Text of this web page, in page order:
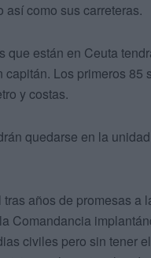
así como sus carreteras.
están en Ceuta
Los primeros
y costas.
quedarse en la
años de promesas a
Comandancia
civiles pero sin tener